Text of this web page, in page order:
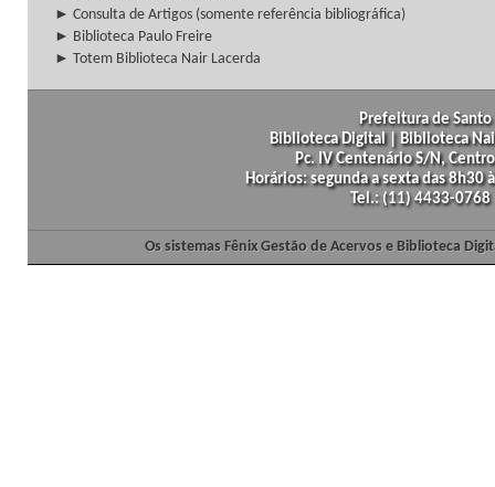
► Consulta de Artigos (somente referência bibliográfica)
► Biblioteca Paulo Freire
► Totem Biblioteca Nair Lacerda
Prefeitura de
Biblioteca Digital | Biblioteca
Pc. IV Centenário S/N,
Horários: segunda a sexta das
Tel.: (11) 4433-
Os sistemas Fênix Gestão de Acervos e Biblioteca